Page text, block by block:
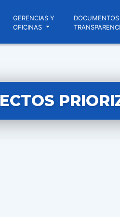
GERENCIAS Y
OFICINAS
DOCUMENTOS